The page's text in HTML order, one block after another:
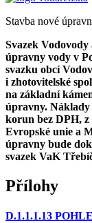
Stavba nové
Svazek
úpravny vody v
svazku obcí
i zhotovitelské
na základní
úpravny. Náklady
korun bez DPH, z
Evropské unie a
úpravny bude
svazek VaK
Přílohy
D.1.1.1.13